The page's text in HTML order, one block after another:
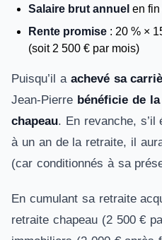
Salaire brut annuel en
Rente promise : 20 % ×
(soit 2 500 € par mois)
Puisqu’il a achevé sa
Jean-Pierre bénéficie de
chapeau. En revanche, s’il
à un an de la retraite, il
(car conditionnés à sa
En cumulant sa retraite
retraite chapeau (2 500 €